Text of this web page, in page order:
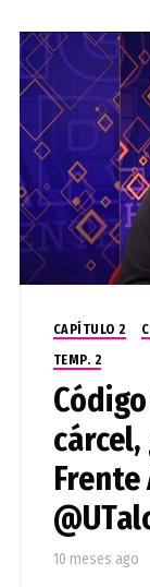
CAPÍTULO 2
TEMP. 2
cárcel,
Frente
10 meses ago